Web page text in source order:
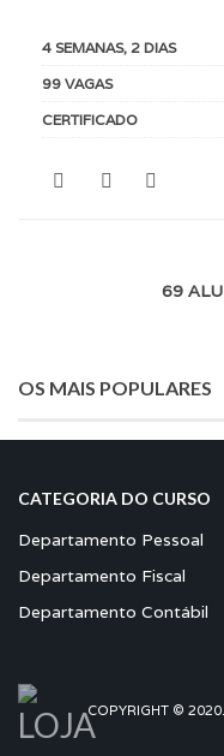
4 SEMANAS, 2 DIAS
99 VAGAS
CERTIFICADO
69
OS MAIS POPULARES
CATEGORIA DO CURSO
Departamento Pessoal
Departamento Fiscal
Departamento Contábil
COPYRIGHT ©